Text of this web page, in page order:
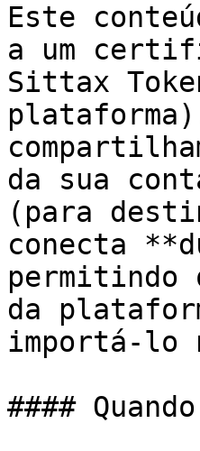
Este
a um
Sittax
da sua
(para
conecta
permitindo
da
importá-lo
####